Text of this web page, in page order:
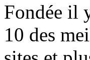
Fondée il
10 des